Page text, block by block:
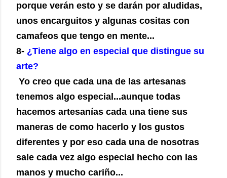
porque verán esto y se darán por aludidas,
unos encarguitos y algunas cositas con
camafeos que tengo en mente...
8- ¿Tiene algo en especial que distingue su
arte?
Yo creo que cada una de las artesanas
tenemos algo especial...aunque todas
hacemos artesanías cada una tiene sus
maneras de como hacerlo y los gustos
diferentes y por eso cada una de nosotras
sale cada vez algo especial hecho con las
manos y mucho cariño...